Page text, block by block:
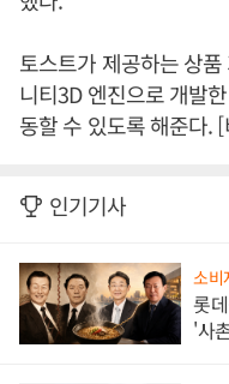
토스트가 제공하는 상품
니티3D 엔진으로 개발
동할 수 있도록 해준다.
인기기사
소비
롯
'사